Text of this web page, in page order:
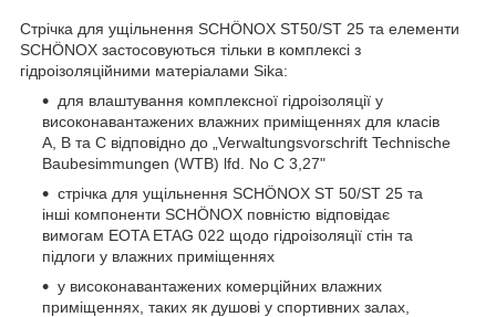
Стрічка для ущільнення SCHÖNOX ST50/ST 25 та елементи
SCHÖNOX застосовуються тільки в комплексі з
гідроізоляційними матеріалами Sika:
для влаштування комплексної гідроізоляції у
високонавантажених влажних приміщеннях для класів
A, B та C відповідно до „Verwaltungsvorschrift Technische
Baubesimmungen (WTB) lfd. No C 3,27"
стрічка для ущільнення SCHÖNOX ST 50/ST 25 та
інші компоненти SCHÖNOX повністю відповідає
вимогам EOTA ETAG 022 щодо гідроізоляції стін та
підлоги у влажних приміщеннях
у високонавантажених комерційних влажних
приміщеннях, таких як душові у спортивних залах,